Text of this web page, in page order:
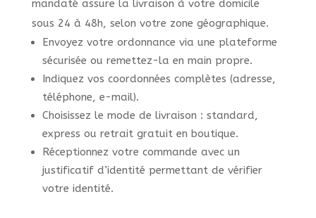
mandaté assure la livraison à votre domicile
sous 24 à 48h, selon votre zone géographique.
Envoyez votre ordonnance via une plateforme
sécurisée ou remettez-la en main propre.
Indiquez vos coordonnées complètes (adresse,
téléphone, e-mail).
Choisissez le mode de livraison : standard,
express ou retrait gratuit en boutique.
Réceptionnez votre commande avec un
justificatif d’identité permettant de vérifier
votre identité.